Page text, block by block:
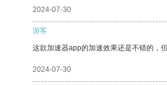
2024-07-30
游客
这款加速器app的加速效果还是不错的，
2024-07-30